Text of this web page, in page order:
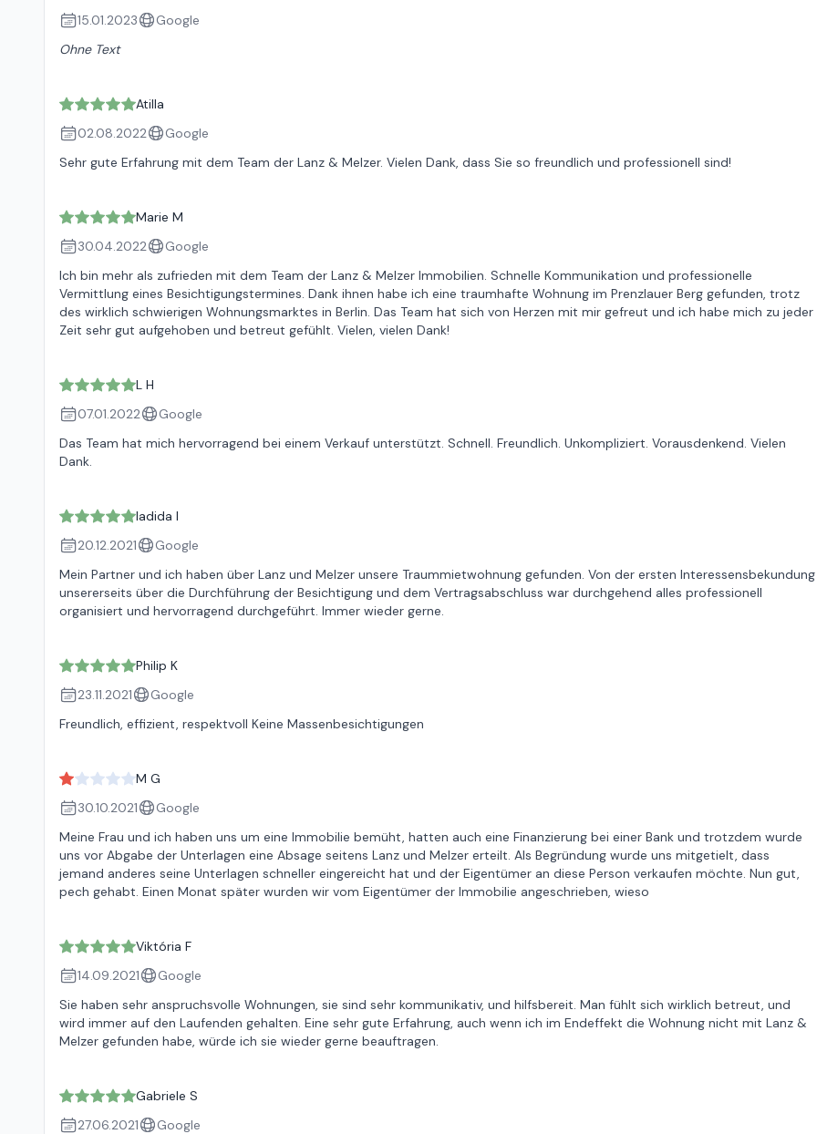
15.01.2023
Google
Ohne Text
Atilla
02.08.2022
Google
Sehr gute Erfahrung mit dem Team der Lanz & Melzer. Vielen Dank, dass Sie so freundlich und professionell sind!
Marie M
30.04.2022
Google
Ich bin mehr als zufrieden mit dem Team der Lanz & Melzer Immobilien. Schnelle Kommunikation und professionelle
Vermittlung eines Besichtigungstermines. Dank ihnen habe ich eine traumhafte Wohnung im Prenzlauer Berg gefunden, trotz
des wirklich schwierigen Wohnungsmarktes in Berlin. Das Team hat sich von Herzen mit mir gefreut und ich habe mich zu jeder
Zeit sehr gut aufgehoben und betreut gefühlt. Vielen, vielen Dank!
L H
07.01.2022
Google
Das Team hat mich hervorragend bei einem Verkauf unterstützt. Schnell. Freundlich. Unkompliziert. Vorausdenkend. Vielen
Dank.
ladida l
20.12.2021
Google
Mein Partner und ich haben über Lanz und Melzer unsere Traummietwohnung gefunden. Von der ersten Interessensbekundung
unsererseits über die Durchführung der Besichtigung und dem Vertragsabschluss war durchgehend alles professionell
organisiert und hervorragend durchgeführt. Immer wieder gerne.
Philip K
23.11.2021
Google
Freundlich, effizient, respektvoll Keine Massenbesichtigungen
M G
30.10.2021
Google
Meine Frau und ich haben uns um eine Immobilie bemüht, hatten auch eine Finanzierung bei einer Bank und trotzdem wurde
uns vor Abgabe der Unterlagen eine Absage seitens Lanz und Melzer erteilt. Als Begründung wurde uns mitgetielt, dass
jemand anderes seine Unterlagen schneller eingereicht hat und der Eigentümer an diese Person verkaufen möchte. Nun gut,
pech gehabt. Einen Monat später wurden wir vom Eigentümer der Immobilie angeschrieben, wieso
Viktória F
14.09.2021
Google
Sie haben sehr anspruchsvolle Wohnungen, sie sind sehr kommunikativ, und hilfsbereit. Man fühlt sich wirklich betreut, und
wird immer auf den Laufenden gehalten. Eine sehr gute Erfahrung, auch wenn ich im Endeffekt die Wohnung nicht mit Lanz &
Melzer gefunden habe, würde ich sie wieder gerne beauftragen.
Gabriele S
27.06.2021
Google